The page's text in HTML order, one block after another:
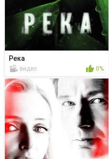
Река
видео 0%